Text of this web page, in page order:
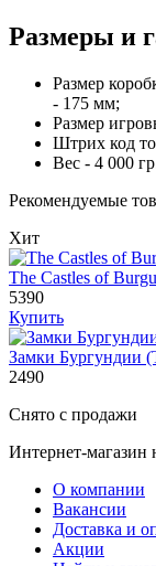
Размеры и
Размер
- 175 мм;
Размер
Штрих код
Вес - 4 000
Рекомендуемые
Хит
The Castles of
5390
Купить
Замки Бургундии
2490
Снято с продажи
Интернет-магазин
О компании
Вакансии
Доставка и
Акции